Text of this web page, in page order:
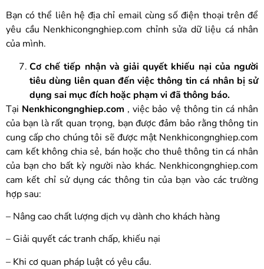
Bạn có thể liên hệ địa chỉ email cùng số điện thoại trên để
yêu cầu Nenkhicongnghiep.com chỉnh sửa dữ liệu cá nhân
của mình.
Cơ chế tiếp nhận và giải quyết khiếu nại của người
tiêu dùng liên quan đến việc thông tin cá nhân bị sử
dụng sai mục đích hoặc phạm vi đã thông báo.
Tại Nenkhicongnghiep.com , việc bảo vệ thông tin cá nhân
của bạn là rất quan trọng, bạn được đảm bảo rằng thông tin
cung cấp cho chúng tôi sẽ được mật Nenkhicongnghiep.com
cam kết không chia sẻ, bán hoặc cho thuê thông tin cá nhân
của bạn cho bất kỳ người nào khác. Nenkhicongnghiep.com
cam kết chỉ sử dụng các thông tin của bạn vào các trường
hợp sau:
– Nâng cao chất lượng dịch vụ dành cho khách hàng
– Giải quyết các tranh chấp, khiếu nại
– Khi cơ quan pháp luật có yêu cầu.